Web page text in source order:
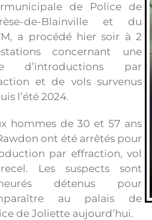
de Police de
de-Blainville et du
a procédé hier soir à 2
concernant une
d’introductions par
et de vols survenus
l’été 2024.
hommes de 30 et 57 ans
ont été arrêtés pour
par effraction, vol
Les suspects sont
détenus pour
au palais de
de Joliette aujourd’hui.